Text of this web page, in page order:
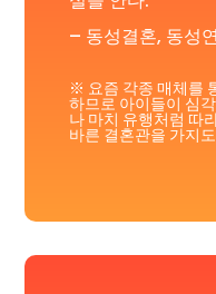
– 동성결혼, 동성
※ 요즘 각종 매체를
하므로 아이들이 심
나 마치 유행처럼 따
바른 결혼관을 가지